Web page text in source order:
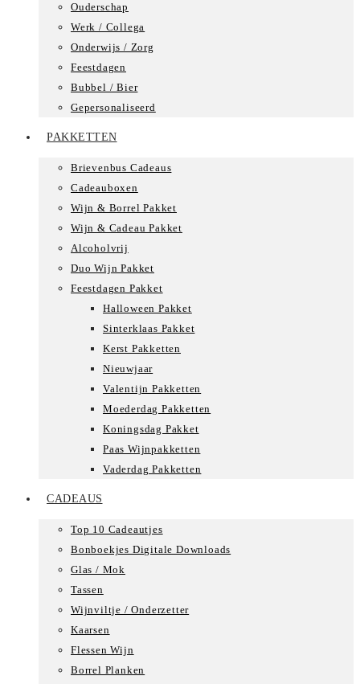
Ouderschap
Werk / Collega
Onderwijs / Zorg
Feestdagen
Bubbel / Bier
Gepersonaliseerd
PAKKETTEN
Brievenbus Cadeaus
Cadeauboxen
Wijn & Borrel Pakket
Wijn & Cadeau Pakket
Alcoholvrij
Duo Wijn Pakket
Feestdagen Pakket
Halloween Pakket
Sinterklaas Pakket
Kerst Pakketten
Nieuwjaar
Valentijn Pakketten
Moederdag Pakketten
Koningsdag Pakket
Paas Wijnpakketten
Vaderdag Pakketten
CADEAUS
Top 10 Cadeautjes
Bonboekjes Digitale Downloads
Glas / Mok
Tassen
Wijnviltje / Onderzetter
Kaarsen
Flessen Wijn
Borrel Planken